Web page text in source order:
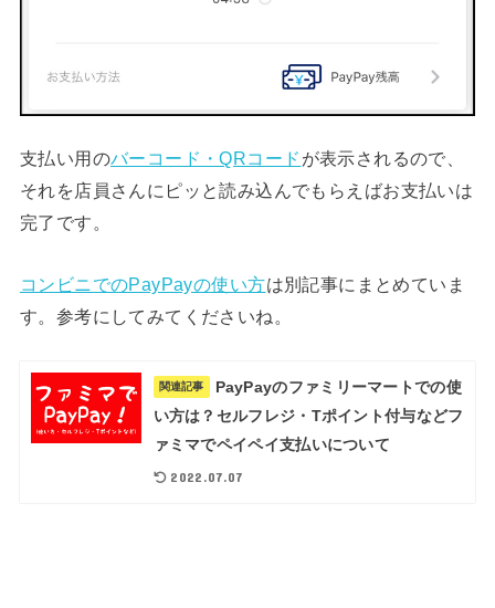
支払い用のバーコード・QRコード が表示されるので、
それを店員さんにピッと読み込んでもらえばお支払いは
完了です。
コンビニでのPayPayの使い方は別記事にまとめていま
す。参考にしてみてくださいね。
関連記事
PayPayのファミリーマートでの使
い方は？セルフレジ・Tポイント付与などフ
ァミマでペイペイ支払いについて
2022.07.07